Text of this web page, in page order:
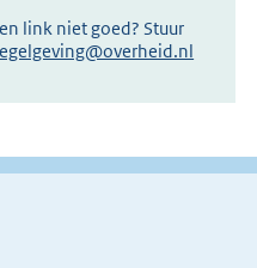
link niet goed? Stuur